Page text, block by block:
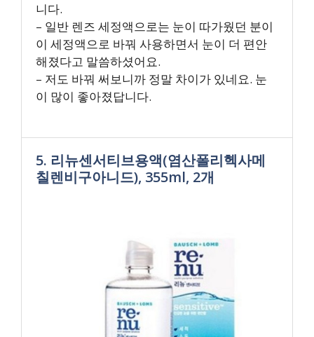
니다.
– 일반 렌즈 세정액으로는 눈이 따가웠던 분이
이 세정액으로 바꿔 사용하면서 눈이 더 편안
해졌다고 말씀하셨어요.
– 저도 바꿔 써보니까 정말 차이가 있네요. 눈
이 많이 좋아졌답니다.
5. 리뉴센서티브용액(염산폴리헥사메
칠렌비구아니드), 355ml, 2개